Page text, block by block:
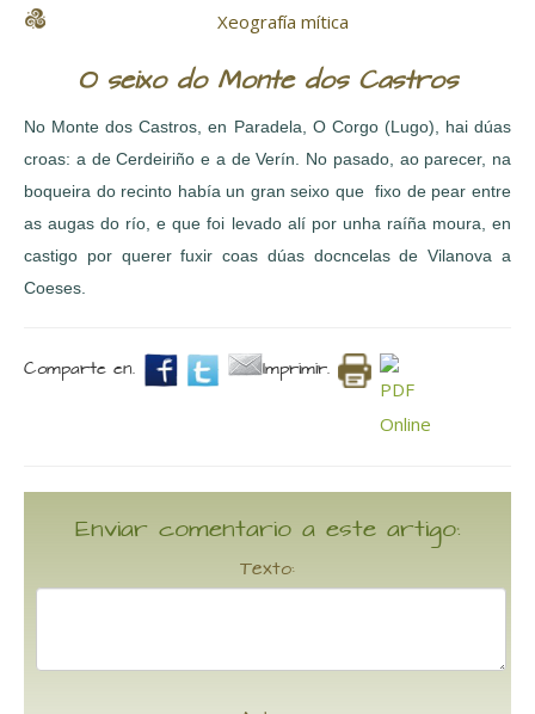
Xeografía mítica
O seixo do Monte dos Castros
No Monte dos Castros, en Paradela, O Corgo (Lugo), hai dúas
croas: a de Cerdeiriño e a de Verín. No pasado, ao parecer, na
boqueira do recinto había un gran seixo que fixo de pear entre
as augas do río, e que foi levado alí por unha raíña moura, en
castigo por querer fuxir coas dúas docncelas de Vilanova a
Coeses.
Comparte en. Imprimir.
Enviar comentario a este artigo:
Texto: